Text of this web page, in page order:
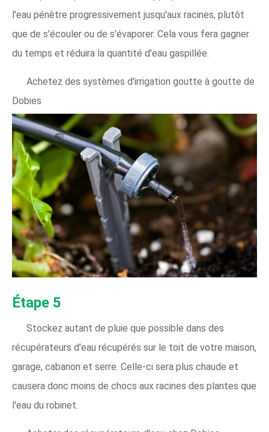
l'eau pénètre progressivement jusqu'aux racines, plutôt
que de s'écouler ou de s'évaporer. Cela vous fera gagner
du temps et réduira la quantité d'eau gaspillée.
Achetez des systèmes d'irrigation goutte à goutte de
Dobies
Étape 5
Stockez autant de pluie que possible dans des
récupérateurs d'eau récupérés sur le toit de votre maison,
garage, cabanon et serre. Celle-ci sera plus chaude et
causera donc moins de chocs aux racines des plantes que
l'eau du robinet.